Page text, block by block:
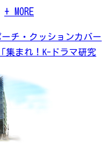
+ MORE
チ・クッションカバー
集まれ！K-ドラマ研究